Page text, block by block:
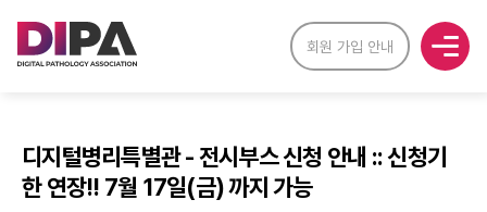
회원 가입 안내
디지털병리특별관 - 전시부스 신청 안내 :: 신청기
한 연장!! 7월 17일(금) 까지 가능